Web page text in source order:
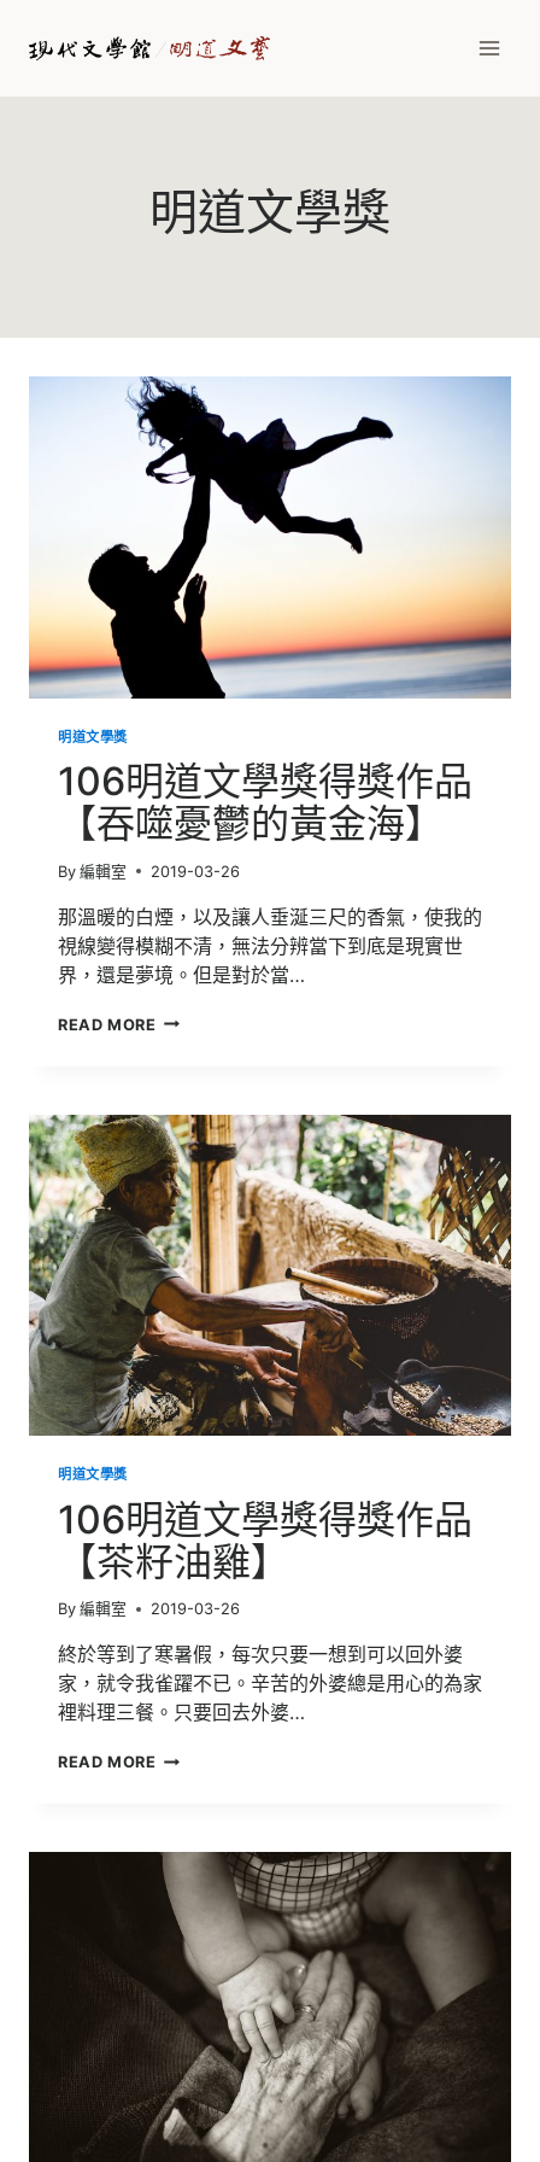
明道文學獎
明道文學獎
106明道文學獎得獎作品
【吞噬憂鬱的黃金海】
By 編輯室 2019-03-26
那溫暖的白煙，以及讓人垂涎三尺的香氣，使我的
視線變得模糊不清，無法分辨當下到底是現實世
界，還是夢境。但是對於當…
READ MORE 106
獎
得
獎
作
品
【吞
噬
憂
鬱
的
黃
金
海】
明道文學獎
106明道文學獎得獎作品
【茶籽油雞】
By 編輯室 2019-03-26
終於等到了寒暑假，每次只要一想到可以回外婆
家，就令我雀躍不已。辛苦的外婆總是用心的為家
裡料理三餐。只要回去外婆…
READ MORE 106
學
獎
得
籽
油
雞】